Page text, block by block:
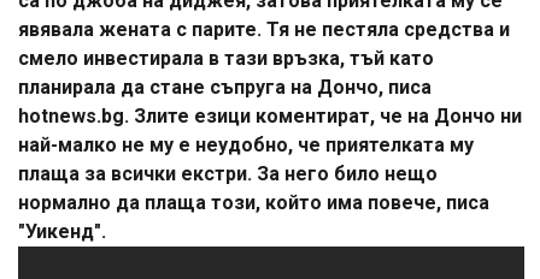
явявала жената с парите. Тя не пестяла средства и
смело инвестирала в тази връзка, тъй като
планирала да стане съпруга на Дончо, писа
hotnews.bg. Злите езици коментират, че на Дончо ни
най-малко не му е неудобно, че приятелката му
плаща за всички екстри. За него било нещо
нормално да плаща този, който има повече, писа
"Уикенд".